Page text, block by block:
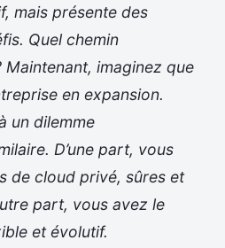
mais présente des
Quel chemin
imaginez que
en expansion.
un dilemme
D’une part, vous
de cloud privé, sûres et
part, vous avez le
et évolutif.